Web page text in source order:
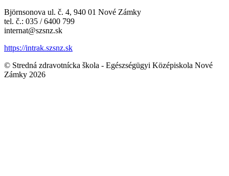
Björnsonova ul. č. 4, 940 01 Nové Zámky
tel. č.: 035 / 6400 799
internat@szsnz.sk
https://intrak.szsnz.sk
© Stredná zdravotnícka škola - Egészségügyi Középiskola Nové
Zámky 2026